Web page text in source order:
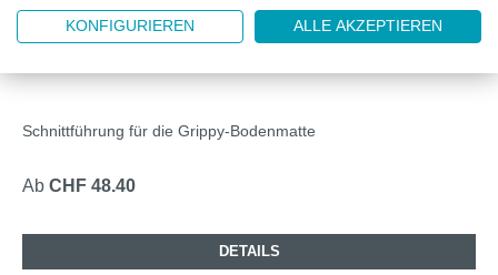
BJ2739010
Schnittführung für die Grippy-Bodenmatte
Ab CHF 48.40
DETAILS
KONFIGURIEREN ALLE AKZEPTIEREN